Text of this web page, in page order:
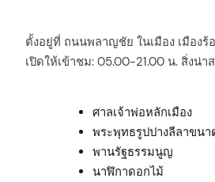
ตั้งอยู่ที่ ถนนพลาญชัย ในเมือง เมืองร้
เปิดให้เข้าชม: 05.00-21.00 น. สิ่งน่า
ศาลเจ้าพ่อหลักเมือง
พระพุทธรูปปางลีลาขน
พานรัฐธรรมนูญ
นาฬิกาดอกไม้